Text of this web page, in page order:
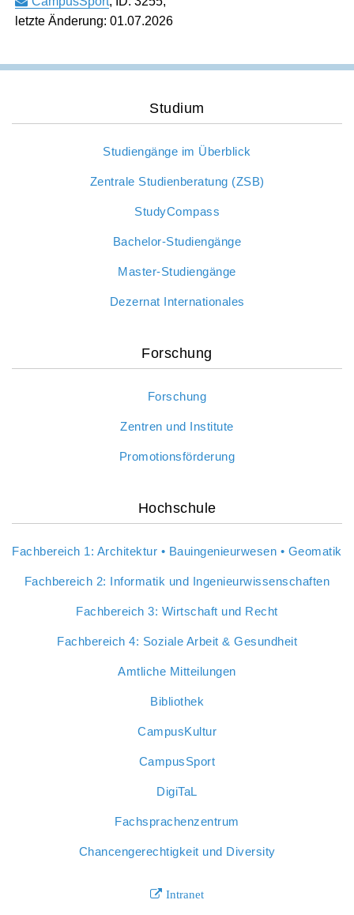
Internationale Zulassung
Feedbackmanagement
Dezernat Internationales
Interdisziplinäres Studium Generale
Leben und Studieren in Frankfurt am Main
International Affairs
Ansprechpersonen
Pressemitteilungen
Veranstaltungskalender
Hochschulwahlen
Jubiläum
letzte Änderung: 01.07.2026
Studium
Studiengänge im Überblick
Zentrale Studienberatung (ZSB)
StudyCompass
Bachelor-Studiengänge
Master-Studiengänge
Dezernat Internationales
Forschung
Forschung
Zentren und Institute
Promotionsförderung
Hochschule
Fachbereich 1: Architektur • Bauingenieurwesen • Geomatik
Fachbereich 2: Informatik und Ingenieurwissenschaften
Fachbereich 3: Wirtschaft und Recht
Fachbereich 4: Soziale Arbeit & Gesundheit
Amtliche Mitteilungen
Bibliothek
CampusKultur
CampusSport
DigiTaL
Fachsprachenzentrum
Chancengerechtigkeit und Diversity
Intranet